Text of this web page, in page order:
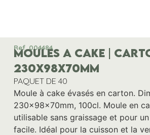
Ref. 004484
MOULES A CAKE |
230x98x70MM
PAQUET DE 40
Moule à cake évasés en carton.
230x98x70mm, 100cl. Moule en
utilisable sans graissage et pour
facile. Idéal pour la cuisson et la